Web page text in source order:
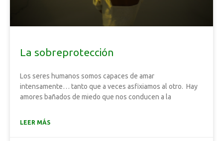
La sobreprotección
Los seres humanos somos capaces de amar
intensamente… tanto que a veces asfixiamos al otro. Hay
amores bañados de miedo que nos conducen a la
LEER MÁS